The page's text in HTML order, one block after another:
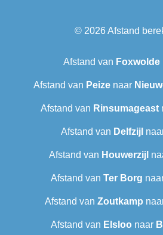
© 2026Afstand
Afstand van Foxwolde
Afstand van Peizenaar
Afstand van Rinsumageast
Afstand van Delfzijl
Afstand van Houwerzijl
Afstand van Ter Borg
Afstand van Zoutkamp
Afstand van Elsloo naar